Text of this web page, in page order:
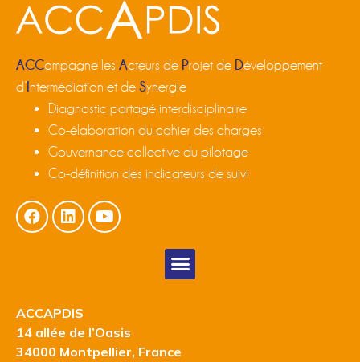
ACCompagne les Acteurs de Projet de Développement
d’ ntermédiation et de Synergie
Diagnostic partagé interdisciplinaire
Co-élaboration du cahier des charges
Gouvernance collective du pilotage
Co-définition des indicateurs de suivi
ACCAPDIS
14 allée de l’Oasis
34000 Montpellier, France